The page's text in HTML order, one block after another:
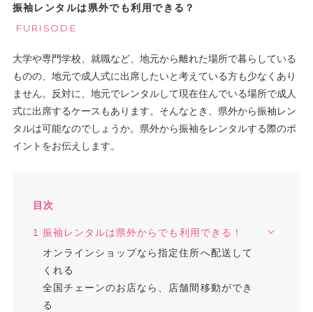
振袖レンタルは県外でも利用できる？
FURISODE
大学や専門学校、就職など、地元から離れた場所で暮らしている
ものの、地元で成人式に出席したいと考えている方も少なくあり
ません。反対に、地元でレンタルして現在住んでいる場所で成人
式に出席するケースもあります。そんなとき、県外から振袖レン
タルは可能なのでしょうか。県外から振袖をレンタルする際のポ
イントをお伝えします。
目次
1 振袖レンタルは県外からでも利用できる！
オンラインショップなら指定住所へ配送して
くれる
全国チェーンのお店なら、店舗間移動ができ
る